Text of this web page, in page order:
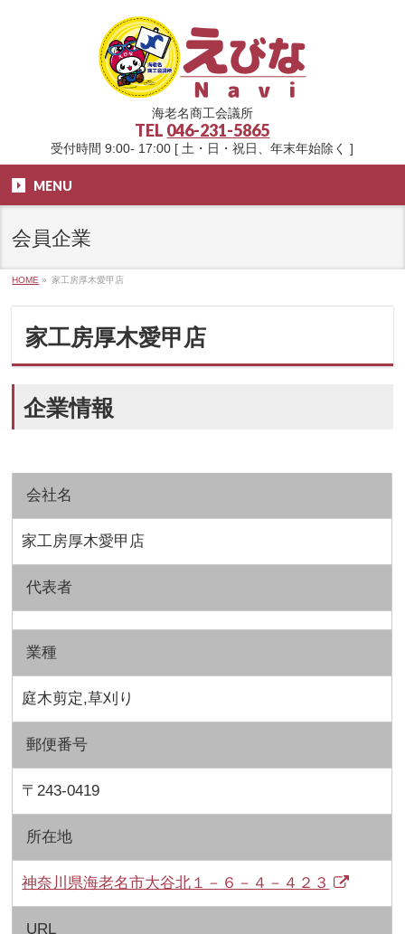
海老名商工会議所
TEL 046-231-5865
受付時間 9:00- 17:00 [ 土・日・祝日、年末年始除く ]
MENU
会員企業
HOME » 家工房厚木愛甲店
家工房厚木愛甲店
企業情報
会社名
家工房厚木愛甲店
代表者
業種
庭木剪定,草刈り
郵便番号
〒243-0419
所在地
神奈川県海老名市大谷北１－６－４－４２３
URL